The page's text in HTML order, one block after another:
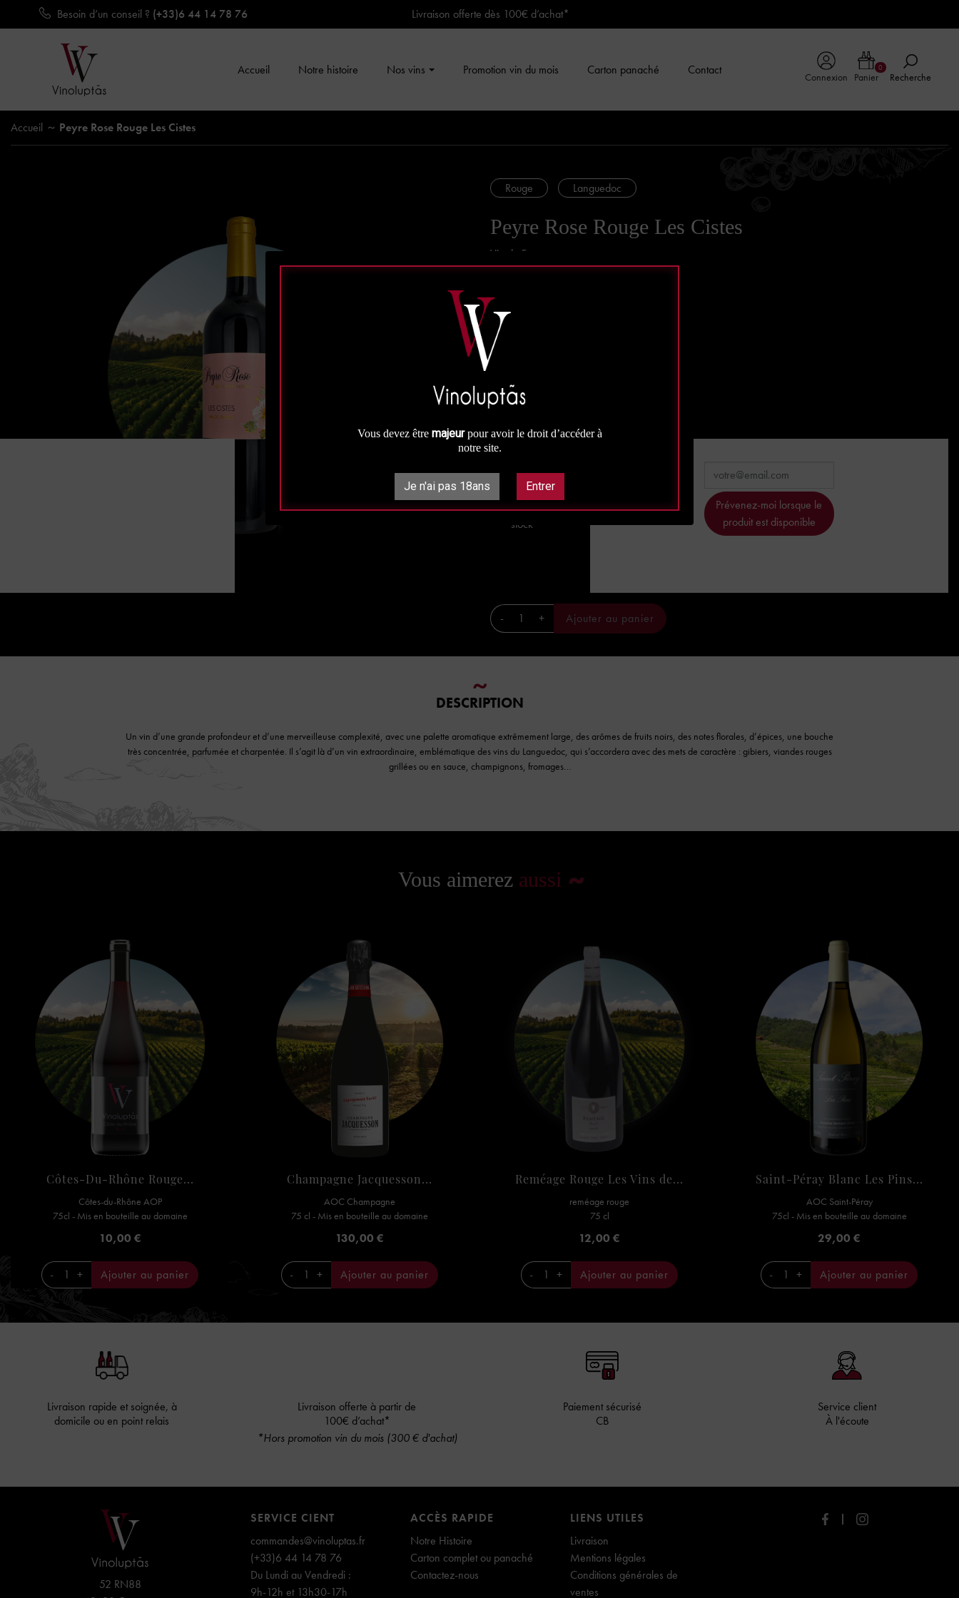
Vous devez être majeurpour avoir le droit d’accéder à
notre site.
Je n'ai pas 18ans Entrer
Besoin d’un conseil ? (+33)6 44 14 78 76 Livraison offerte dès 100€ d’achat*
Accueil Notre histoire Nos vins Promotion vin du mois Carton panaché Contact
Connexion Panier
0
Recherche
Accueil Peyre Rose Rouge Les Cistes
Rouge Languedoc
Peyre Rose Rouge Les Cistes
Vin de France
75 cl - Mis en bouteille au domaine
Une merveille d'intensité et de complexité
Prix à la bouteille : 105 €
Prix au carton panaché : 89.25 €
105,00 €

Rupture de
stock
Prévenez-moi lorsque le
produit est disponible
- + Ajouter au panier
DESCRIPTION
Un vin d’une grande profondeur et d’une merveilleuse complexité, avec une palette aromatique extrêmement large, des arômes de fruits noirs, des notes florales, d’épices, une bouche
très concentrée, parfumée et charpentée. Il s’agit là d’un vin extraordinaire, emblématique des vins du Languedoc, qui s’accordera avec des mets de caractère : gibiers, viandes rouges
grillées ou en sauce, champignons, fromages…
Vous aimerez aussi
Côtes-Du-Rhône Rouge...
Côtes-du-Rhône AOP
75cl - Mis en bouteille au domaine
Prix
10,00 €
- + Ajouter au panier
Champagne Jacquesson...
AOC Champagne
75 cl - Mis en bouteille au domaine
Prix
130,00 €
- + Ajouter au panier
Reméage Rouge Les Vins de...
reméage rouge
75 cl
Prix
12,00 €
- + Ajouter au panier
Saint-Péray Blanc Les Pins...
AOC Saint-Péray
75cl - Mis en bouteille au domaine
Prix
29,00 €
- + Ajouter au panier
Livraison rapide et soignée, à
domicile ou en point relais
Livraison offerte à partir de
100€ d’achat*
*Hors promotion vin du mois (300 € d'achat)
Paiement sécurisé
CB
Service client
À l'écoute
52 RN88
SERVICE CIENT
commandes@vinoluptas.fr
(+33)6 44 14 78 76
Du Lundi au Vendredi :
9h-12h et 13h30-17h
ACCÈS RAPIDE
Notre Histoire
Carton complet ou panaché
Contactez-nous
LIENS UTILES
Livraison
Mentions légales
Conditions générales de
ventes